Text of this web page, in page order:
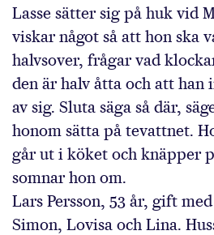
Lasse sätter sig på huk vid
viskar något så att hon ska
halvsover, frågar vad
den är halv åtta och att han
av sig. Sluta säga så där,
honom sätta på tevattnet.
går ut i köket och knäpper
somnar hon om.
Lars Persson, 53 år, gift
Simon, Lovisa och Lina.